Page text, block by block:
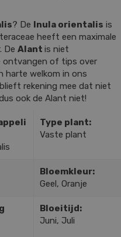
? De Inula orientalis is
heeft een maximale
De Alant is niet
ontvangen of tips over
harte welkom in ons
rekening mee dat niet
ook de Alant niet!
Type plant:
Vaste plant
Bloemkleur:
Geel, Oranje
Bloeitijd:
Juni, Juli